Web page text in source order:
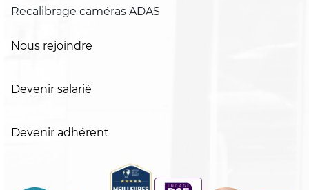
Recalibrage caméras ADAS
Nous rejoindre
Devenir salarié
Devenir adhérent